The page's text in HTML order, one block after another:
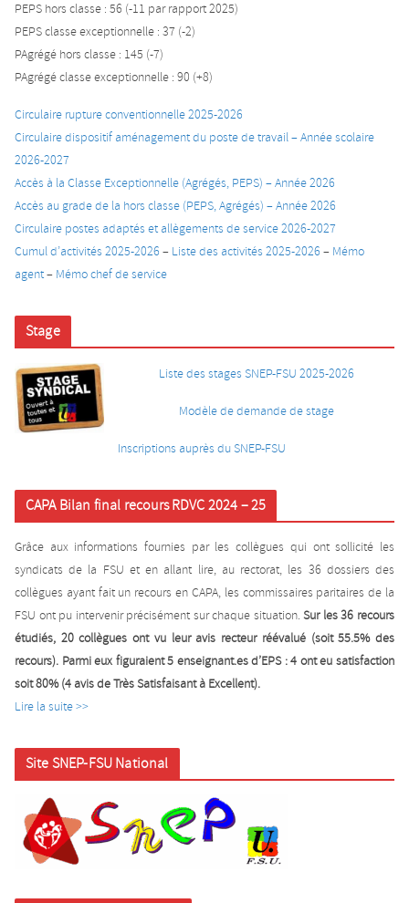
PEPS hors classe : 56 (-11 par rapport 2025)
PEPS classe exceptionnelle : 37 (-2)
PAgrégé hors classe : 145 (-7)
PAgrégé classe exceptionnelle : 90 (+8)
Circulaire rupture conventionnelle 2025-2026
Circulaire dispositif aménagement du poste de travail – Année scolaire
2026-2027
Accès à la Classe Exceptionnelle (Agrégés, PEPS) – Année 2026
Accès au grade de la hors classe (PEPS, Agrégés) – Année 2026
Circulaire postes adaptés et allègements de service 2026-2027
Cumul d’activités 2025-2026 – Liste des activités 2025-2026 – Mémo
agent– Mémo chef de service
Stage
Liste des stages SNEP-FSU 2025-2026
Modèle de demande de stage
Inscriptions auprès du SNEP-FSU
CAPA Bilan final recours RDVC 2024 – 25
Grâce aux informations fournies par les collègues qui ont sollicité les
syndicats de la FSU et en allant lire, au rectorat, les 36 dossiers des
collègues ayant fait un recours en CAPA, les commissaires paritaires de la
FSU ont pu intervenir précisément sur chaque situation. Sur les 36 recours
étudiés, 20 collègues ont vu leur avis recteur réévalué (soit 55.5% des
recours). Parmi eux figuraient 5 enseignant.es d’EPS : 4 ont eu satisfaction
soit 80% (4 avis de Très Satisfaisant à Excellent).
Lire la suite >>
Site SNEP-FSU National